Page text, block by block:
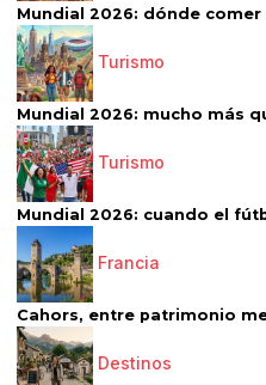
Mundial 2026: dónde comer
Turismo
Mundial 2026: mucho más
Turismo
Mundial 2026: cuando el
Francia
Cahors, entre patrimonio
Destinos